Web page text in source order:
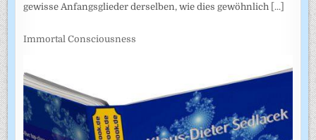
gewisse Anfangsglieder derselben, wie dies gewöhnlich [...]
Immortal Consciousness